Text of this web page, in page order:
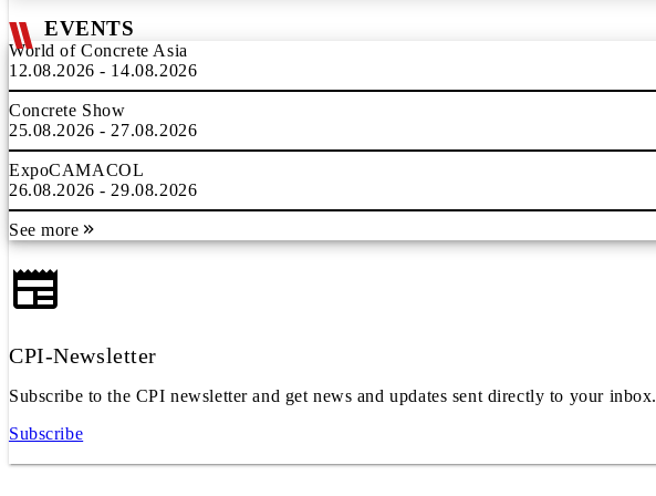
EVENTS
World of Concrete Asia
12.08.2026 - 14.08.2026
Concrete Show
25.08.2026 - 27.08.2026
ExpoCAMACOL
26.08.2026 - 29.08.2026
See more
CPI-Newsletter
Subscribe to the CPI newsletter and get news and updates sent directly to your inbox.
Subscribe